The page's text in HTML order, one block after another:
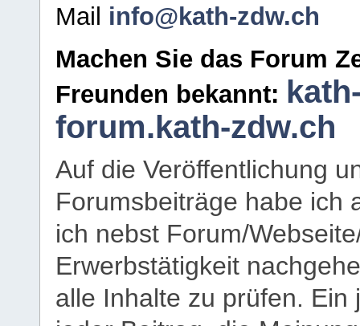
Mail info@kath-zdw.ch
Machen Sie das Forum
Freunden bekannt:
forum.kath-zdw.ch
Auf die Veröffentlichung
Forumsbeiträge habe ich
ich nebst Forum/
Erwerbstätigkeit
alle Inhalte zu prüfen.